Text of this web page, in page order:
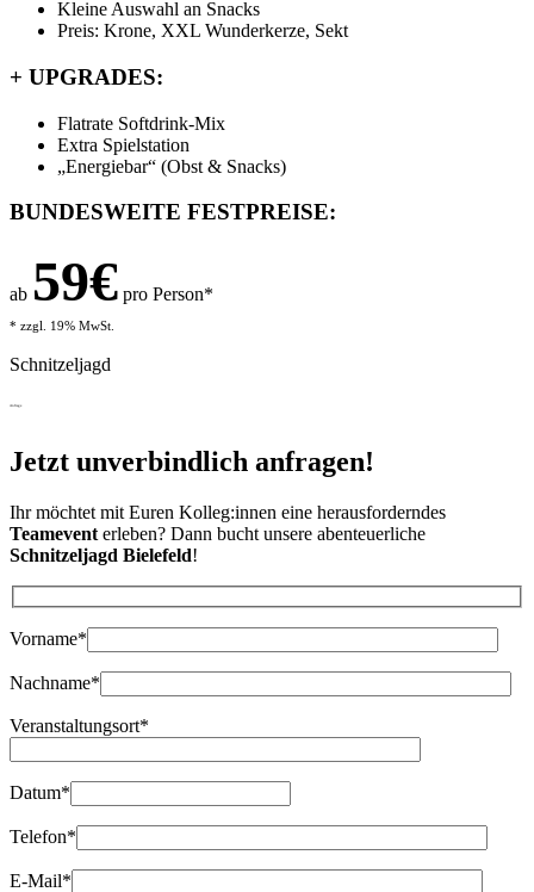
Kleine Auswahl an Snacks
Preis: Krone, XXL Wunderkerze, Sekt
+ UPGRADES:
Flatrate Softdrink-Mix
Extra Spielstation
„Energiebar“ (Obst & Snacks)
BUNDESWEITE FESTPREISE:
ab 59€ pro Person*
* zzgl. 19% MwSt.
Schnitzeljagd
Anfrage
Jetzt unverbindlich anfragen!
Ihr möchtet mit Euren Kolleg:innen eine herausforderndes
Teamevent erleben? Dann bucht unsere abenteuerliche
Schnitzeljagd Bielefeld!
Bitte lasse dieses Feld leer.
Vorname*
Nachname*
Veranstaltungsort*
Datum*
Telefon*
E-Mail*